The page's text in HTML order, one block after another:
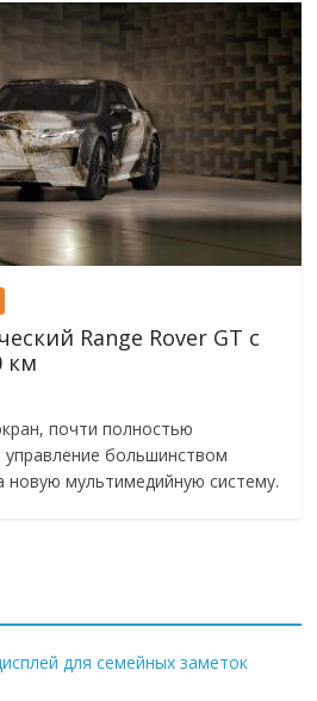
Range Rover GT с
км
почти полностью
управление большинством
новую мультимедийную систему.
для семейных заметок